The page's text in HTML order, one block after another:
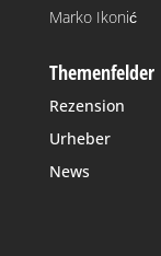
Marko Ikonić
Themenfelder
Rezension
Urheber
News